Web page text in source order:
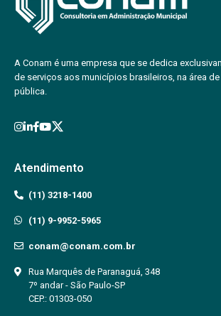
A Conam é uma empresa que se dedica
de serviços aos municípios brasileiros, na área
pública.
Atendimento
(11) 3218-1400
(11) 9-9952-5965
conam@conam.com.br
Rua Marquês de Paranaguá, 348
7º andar - São Paulo-SP
CEP.: 01303-050